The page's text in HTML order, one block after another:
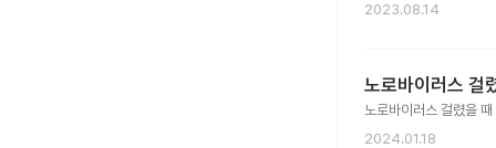
2023.08.14
노로바이러스 걸
노로바이러스 걸렸을
2024.01.18